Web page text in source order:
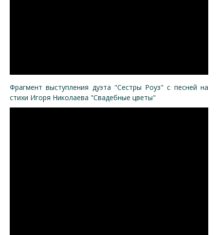
Фрагмент выступления дуэта "Сестры Роуз" с песней на
стихи Игоря Николаева "Свадебные цветы"